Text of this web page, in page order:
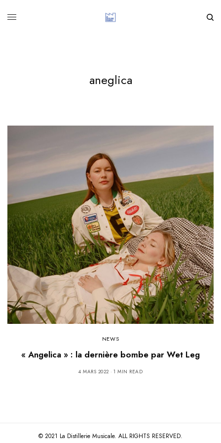
aneglica
NEWS
« Angelica » : la dernière bombe par Wet Leg
4 MARS 2022 1 MIN READ
© 2021 La Distillerie Musicale. ALL RIGHTS RESERVED.